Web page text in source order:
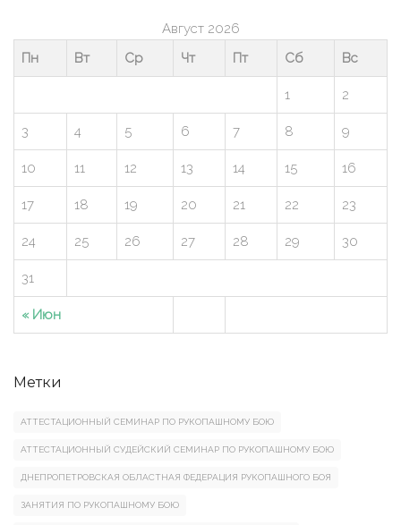
Август 2026
Пн
Вт Ср Чт Пт Сб Вс
« Июн
1 2
3 4 5 6 7 8 9
10 11 12 13 14 15 16
17 18 19 20 21 22 23
24 25 26 27 28 29 30
31
Метки
АТТЕСТАЦИОННЫЙ СЕМИНАР ПО РУКОПАШНОМУ БОЮ
АТТЕСТАЦИОННЫЙ СУДЕЙСКИЙ СЕМИНАР ПО РУКОПАШНОМУ БОЮ
ДНЕПРОПЕТРОВСКАЯ ОБЛАСТНАЯ ФЕДЕРАЦИЯ РУКОПАШНОГО БОЯ
ЗАНЯТИЯ ПО РУКОПАШНОМУ БОЮ